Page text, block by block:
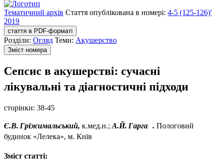
Тематичний архів Стаття опублікована в номері: 4-5 (125-126)'
2019
стаття в PDF-форматі
Розділи: Огляд Теми: Акушерство
Зміст номера
Сепсис в акушерстві: сучасні
лікувальні та діагностичні підходи
сторінки: 38-45
Є.В. Гріжимальський, к.мед.н.; А.Й. Гарга . Пологовий
будинок «Лелека», м. Київ
Зміст статті: